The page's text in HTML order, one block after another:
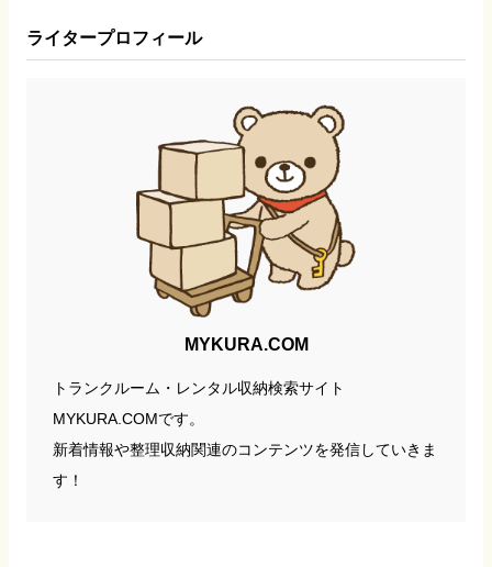
ライタープロフィール
MYKURA.COM
トランクルーム・レンタル収納検索サイト
MYKURA.COMです。
新着情報や整理収納関連のコンテンツを発信していきま
す！